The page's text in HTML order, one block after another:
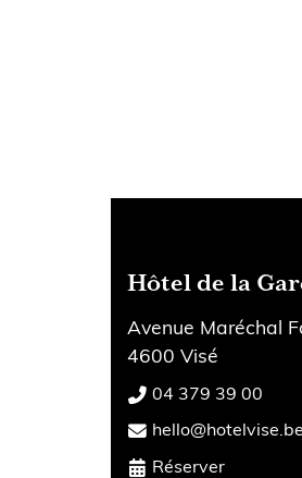
Hôtel de la
Avenue Maréchal
4600 Visé
04 379 39 00
hello@hotelvise.be
Réserver